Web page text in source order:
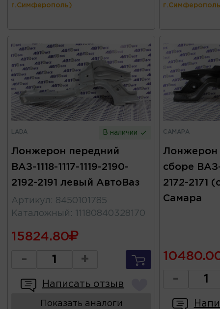
г.Симферополь)
LADA В наличии
Лонжерон передний
ВАЗ-1118-1117-1119-2190-
2192-2191 левый АвтоВаз
Артикул : 8450101785
Каталожный : 11180840328170
15824.80
- +
Написать отзыв
Показать аналоги
САМАРА
Лонжерон
сборе ВАЗ-
2172-2171
Самара
-